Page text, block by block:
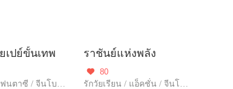
เปย์ขั้นเทพ
แอ็คชั่น / แฟนตาซี / จีนโบราณ / ข้ามภพ / ผจญภัย
ราชันย์แห่งพลัง

80
รักวัยเรียน / แอ็คชั่น / จีนโบราณ / ผจญภัย / แก้แค้น